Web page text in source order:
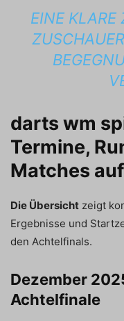
EINE KLARE
darts wm
Termine,
Matches
Die Übersicht zeigt
Ergebnisse und
den Achtelfinals.
Dezember
Achtelfinale